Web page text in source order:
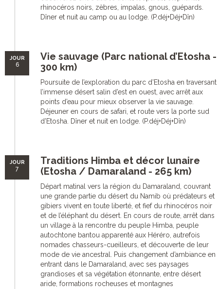
rhinocéros noirs, zèbres, impalas, gnous, guépards.
Dîner et nuit au camp ou au lodge. (P.déj+Déj+Dîn)
JOUR
6
Vie sauvage (Parc national d’Etosha -
300 km)
Poursuite de l’exploration du parc d’Etosha en traversant
l’immense désert salin d’est en ouest, avec arrêt aux
points d’eau pour mieux observer la vie sauvage.
Déjeuner en cours de safari, et route vers la porte sud
d’Etosha. Dîner et nuit en lodge. (P.déj+Déj+Dîn)
JOUR
7
Traditions Himba et décor lunaire
(Etosha / Damaraland - 265 km)
Départ matinal vers la région du Damaraland, couvrant
une grande partie du désert du Namib où prédateurs et
gibiers vivent en toute liberté, et fief du rhinocéros noir
et de l’éléphant du désert. En cours de route, arrêt dans
un village à la rencontre du peuple Himba, peuple
autochtone bantou apparenté aux Héréro, autrefois
nomades chasseurs-cueilleurs, et découverte de leur
mode de vie ancestral. Puis changement d’ambiance en
entrant dans le Damaraland, avec ses paysages
grandioses et sa végétation étonnante, entre désert
aride, formations rocheuses et montagnes